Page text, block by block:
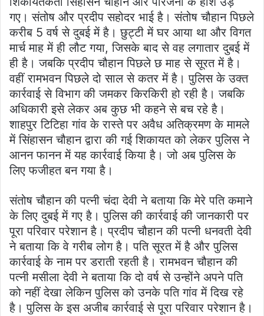
गए। संतोष और प्रदीप सहोदर भाई है। संतोष चौहान पिछले
करीब 5 वर्ष से दुबई में है। छुट्टी में घर आया था और विगत
मार्च माह में ही लौट गया, जिसके बाद से वह लगातार दुबई में
ही है। जबकि प्रदीप चौहान पिछले छ माह से सूरत में है।
वहीं रामभवन पिछले दो साल से कतर में है। पुलिस के उक्त
कार्रवाई से विभाग की जमकर किरकिरी हो रही है। जबकि
अधिकारी इसे लेकर अब कुछ भी कहने से बच रहे है।
शाहपुर टिटिहा गांव के रास्ते पर अवैध अतिक्रमण के मामले
में सिंहासन चौहान द्वारा की गई शिकायत को लेकर पुलिस ने
आनन फानन में यह कार्रवाई किया है। जो अब पुलिस के
लिए फजीहत बन गया है।
संतोष चौहान की पत्नी चंदा देवी ने बताया कि मेरे पति कमाने
के लिए दुबई में गए है। पुलिस की कार्रवाई की जानकारी पर
पूरा परिवार परेशान है। प्रदीप चौहान की पत्नी धनवती देवी
ने बताया कि वे गरीब लोग है। पति सूरत में है और पुलिस
कार्रवाई के नाम पर डराती रहती है। रामभवन चौहान की
पत्नी मसीला देवी ने बताया कि दो वर्ष से उन्होंने अपने पति
को नहीं देखा लेकिन पुलिस को उनके पति गांव में दिख रहे
है। पुलिस के इस अजीब कार्रवाई से पूरा परिवार परेशान है।